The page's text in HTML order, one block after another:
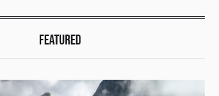
FEATURED